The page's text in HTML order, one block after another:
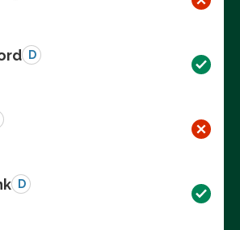
D
D